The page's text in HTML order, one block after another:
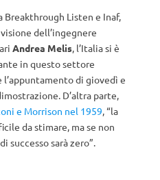
Breakthrough Listen e Inaf,
dell’ingegnere
Andrea Melis, l’Italia si è
in questo settore
di giovedì e
D’altra parte,
e Morrison nel 1959, “la
da stimare, ma se non
successo sarà zero”.